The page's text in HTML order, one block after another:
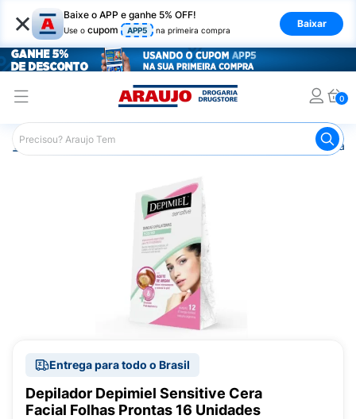
× Baixe o APP e ganhe 5% OFF!
Use o cupom APP5 na primeira compra
Baixar
0
Araujo Higiene Pessoal Cera para
Entrega para todo o Brasil
Depilador Depimiel Sensitive Cera
Facial Folhas Prontas 16 Unidades